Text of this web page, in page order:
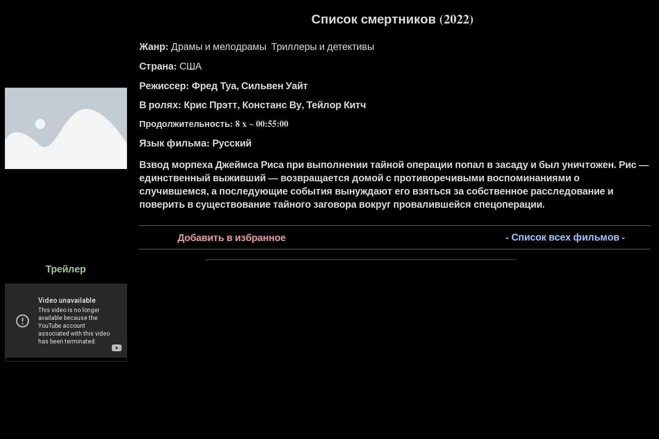
Список смертников (2022)
Жанр: Драмы и мелодрамы, Триллеры и детективы
Страна: США
Режиссер: Фред Туа, Сильвен Уайт
В ролях: Крис Прэтт, Констанс Ву, Тейлор Китч
Продолжительность: 8 x ~ 00:55:00
Язык фильма: Русский
Взвод морпеха Джеймса Риса при выполнении тайной операции попал в засаду и был уничтожен. Рис —
единственный выживший — возвращается домой с противоречивыми воспоминаниями о
случившемся, а последующие события вынуждают его взяться за собственное расследование и
поверить в существование тайного заговора вокруг провалившейся спецоперации.
Добавить в избранное - Список всех фильмов -
Трейлер